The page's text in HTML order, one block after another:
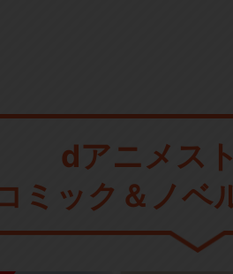
dアニメス
ミック＆ノベ